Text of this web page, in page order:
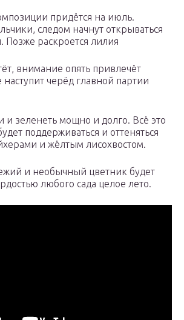
придётся на июль.
следом начнут открываться
Позже раскроется лилия
внимание опять привлечёт
черёд главной партии
и зеленеть мощно и долго. Всё это
поддерживаться и оттеняться
и жёлтым лисохвостом.
и необычный цветник будет
любого сада целое лето.